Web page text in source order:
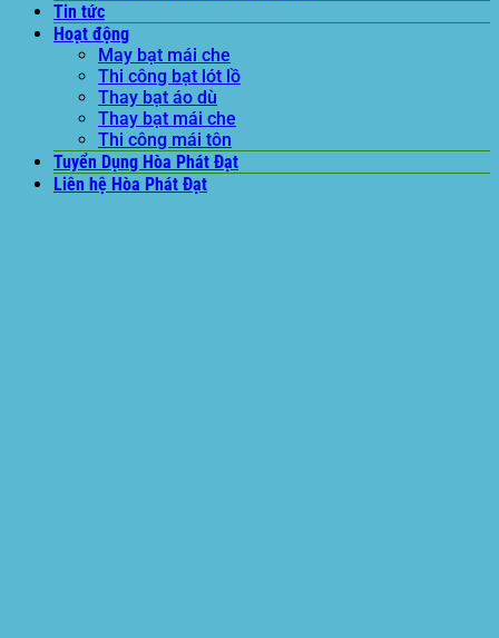
Tin tức
Hoạt động
May bạt mái che
Thi công bạt lót lồ
Thay bạt áo dù
Thay bạt mái che
Thi công mái tôn
Tuyển Dụng Hòa Phát Đạt
Liên hệ Hòa Phát Đạt